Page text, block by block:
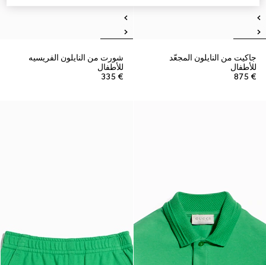
جاكيت من النايلون المجعّد
للأطفال
€ 875
شورت من النايلون الفريسيه
للأطفال
€ 335